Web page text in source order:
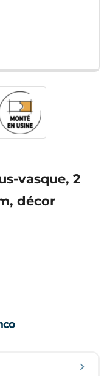
vasque, 2
décor